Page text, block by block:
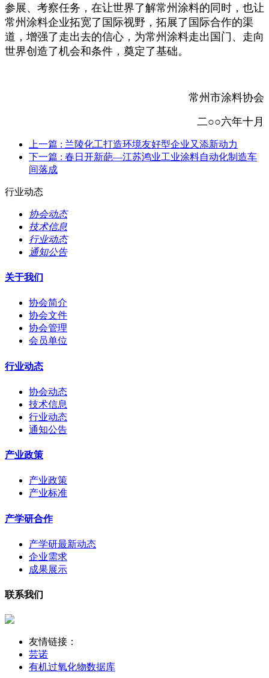
参展、考察任务，在让世界了解常州涂料的同时，也让
常州涂料企业拓宽了国际视野，拓展了国际合作的渠
道，增强了走出去的信心，为常州涂料走出国门、走向
世界创造了机会和条件，奠定了基础。
常州市涂料协会
二○○六年十月
上一篇 : 兰陵化工打造环境友好型企业又添新动力
下一篇 : 春日开新葩—江苏鸿业工业涂料自动化制造车
间落成
行业动态
协会动态
技术信息
行业动态
通知公告
关于我们
协会简介
协会文件
协会管理
会员单位
行业动态
协会动态
技术信息
行业动态
通知公告
产业政策
产业政策
产业标准
产学研合作
产学研最新动态
企业需求
成果展示
联系我们
友情链接：
芸诺
有机过氧化物数据库